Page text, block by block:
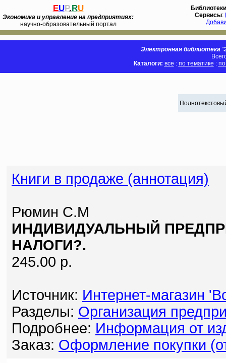
EUP.RU
Экономика и управление на предприятиях:
научно-образовательный портал
Библиотеки
Сервисы:
Электронная библиотека
Каталоги: все : по тематике :
Книги в продаже (аннотация)
Рюмин С.М
ИНДИВИДУАЛЬНЫЙ
НАЛОГИ?.
245.00 р.
Источник: Интернет-магазин
Разделы: Организация
Подробнее: Информация от
Заказ: Оформление покупки